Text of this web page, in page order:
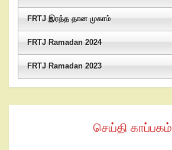
FRTJ இரத்த தான முகாம்
FRTJ Ramadan 2024
FRTJ Ramadan 2023
செய்தி காப்பகம்